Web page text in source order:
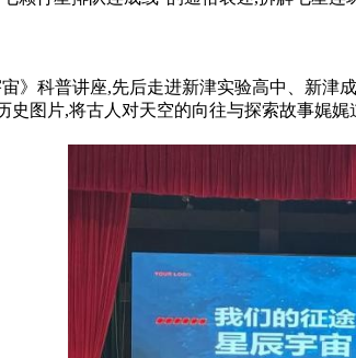
》科普讲座,先后走进新津实验高中、新
史图片,将古人对天空的向往与探索故事娓